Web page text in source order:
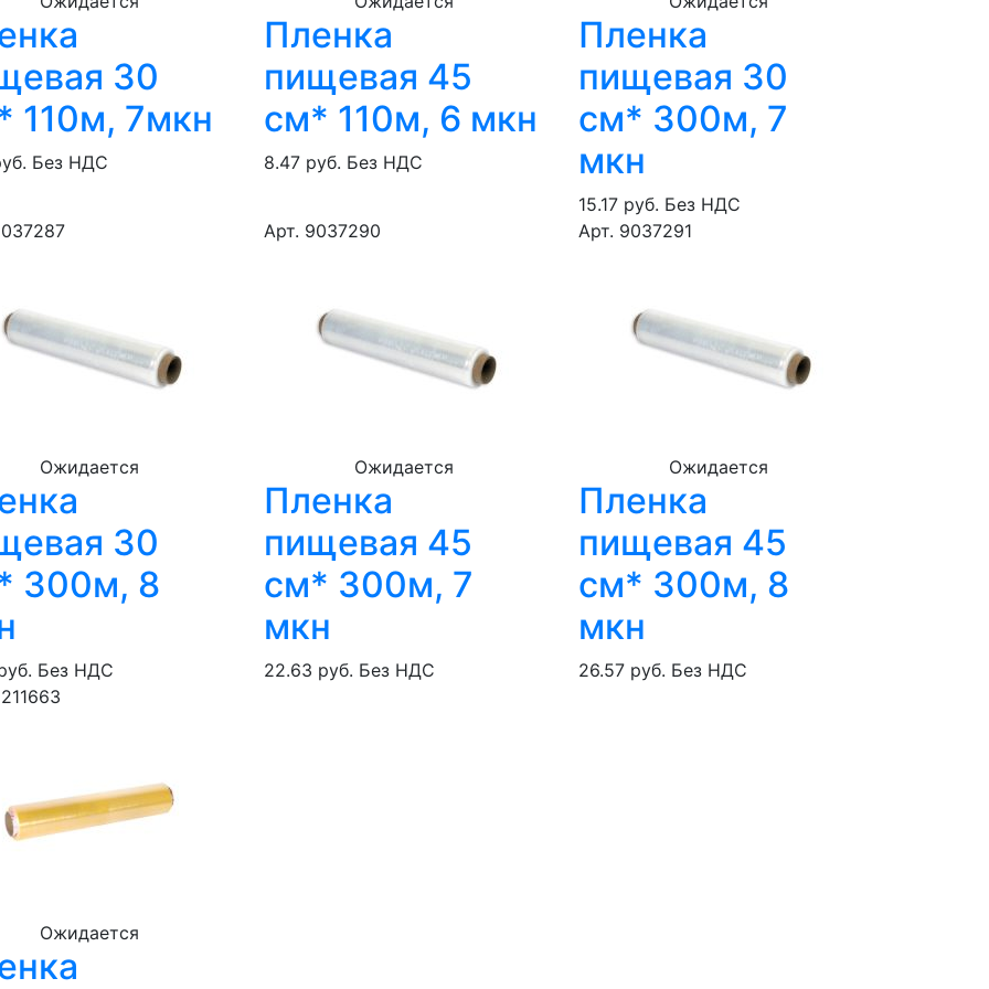
30
110м, 7мкн
Без НДС
Пленка
пищевая 45
см* 110м, 6 мкн
8.47 руб. Без НДС
Пленка
пищевая 30
см* 300м, 7
мкн
15.17 руб. Без НДС
Ожидается
30
300м, 8
Без НДС
Арт. 9037290
Ожидается
Пленка
пищевая 45
см* 300м, 7
мкн
22.63 руб. Без НДС
Арт. 9037291
Ожидается
Пленка
пищевая 45
см* 300м, 8
мкн
26.57 руб. Без НДС
Ожидается